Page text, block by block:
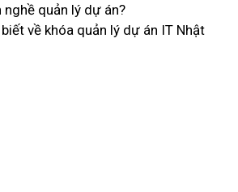
nghề quản lý dự án?
về khóa quản lý dự án IT Nhật